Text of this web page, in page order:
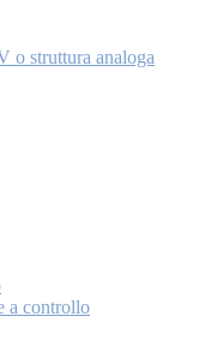
o struttura analoga
a controllo